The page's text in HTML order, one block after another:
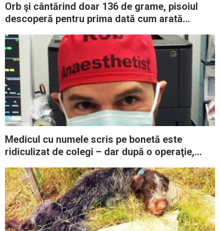
Orb şi cântărind doar 136 de grame, pisoiul
descoperă pentru prima dată cum arată
Medicul cu numele scris pe bonetă este
ridiculizat de colegi – dar după o operaţie,